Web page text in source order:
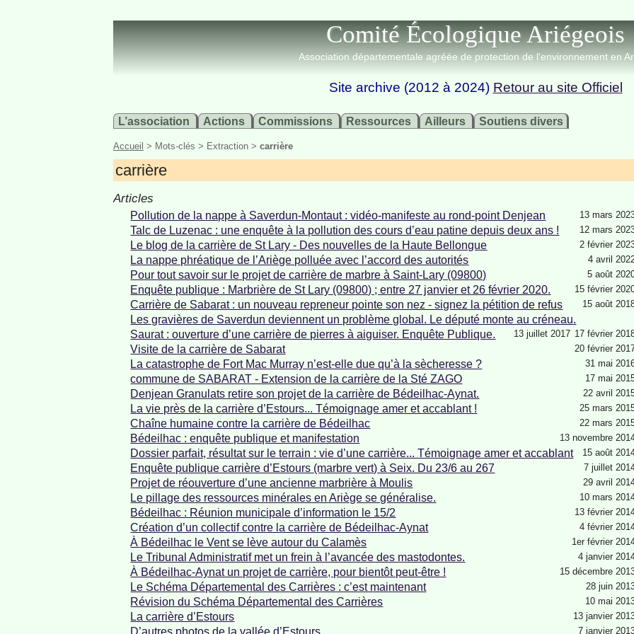
Comité Écologique Ariégeois
Association départementale agréée de protection de l'environnement en
Site archive (2012 à 2024) Retour au site Officiel
L’association Actions Commissions Ressources Ailleurs Soutiens divers
Accueil > Mots-clés > Extraction > carrière
carrière
Articles
Pollution de la nappe à Saverdun-Montaut : vidéo-manifeste au rond-point Denjean 13 mars
Talc de Luzenac : une enquête à la pollution des cours d’eau patine depuis deux ans ! 12 mars
Le blog de la carrière de St Lary - Des nouvelles de la Haute Bellongue 2 février
La nappe phréatique de l’Ariège polluée avec l’accord des autorités 4 avril
Pour tout savoir sur le projet de carrière de marbre à Saint-Lary (09800) 5 août
Enquête publique : Marbrière de St Lary (09800) ; entre 27 janvier et 26 février 2020. 15 février
Carrière de Sabarat : un nouveau repreneur pointe son nez - signez la pétition de refus 15 août
Les gravières de Saverdun deviennent un problème global. Le député monte au créneau.
17 février
Saurat : ouverture d’une carrière de pierres à aiguiser. Enquête Publique. 13 juillet 2017
Visite de la carrière de Sabarat 20 février
La catastrophe de Fort Mac Murray n’est-elle due qu’à la sècheresse ? 31 mai
commune de SABARAT - Extension de la carrière de la Sté ZAGO 17 mai
Denjean Granulats retire son projet de la carrière de Bédeilhac-Aynat. 22 avril
La vie près de la carrière d’Estours... Témoignage amer et accablant ! 25 mars
Chaîne humaine contre la carrière de Bédeilhac 22 mars
Bédeilhac : enquête publique et manifestation 13 novembre
Dossier parfait, résultat sur le terrain : vie d’une carrière... Témoignage amer et accablant 15 août
Enquête publique carrière d’Estours (marbre vert) à Seix. Du 23/6 au 267 7 juillet
Projet de réouverture d’une ancienne marbrière à Moulis 29 avril
Le pillage des ressources minérales en Ariège se généralise. 10 mars
Bédeilhac : Réunion municipale d’information le 15/2 13 février
Création d’un collectif contre la carrière de Bédeilhac-Aynat 4 février
À Bédeilhac le Vent se lève autour du Calamès 1er février
Le Tribunal Administratif met un frein à l’avancée des mastodontes. 4 janvier
À Bédeilhac-Aynat un projet de carrière, pour bientôt peut-être ! 15 décembre
Le Schéma Départemental des Carrières : c’est maintenant 28 juin
Révision du Schéma Départemental des Carrières 10 mai
La carrière d’Estours 13 janvier
D’autres photos de la vallée d’Estours 7 janvier